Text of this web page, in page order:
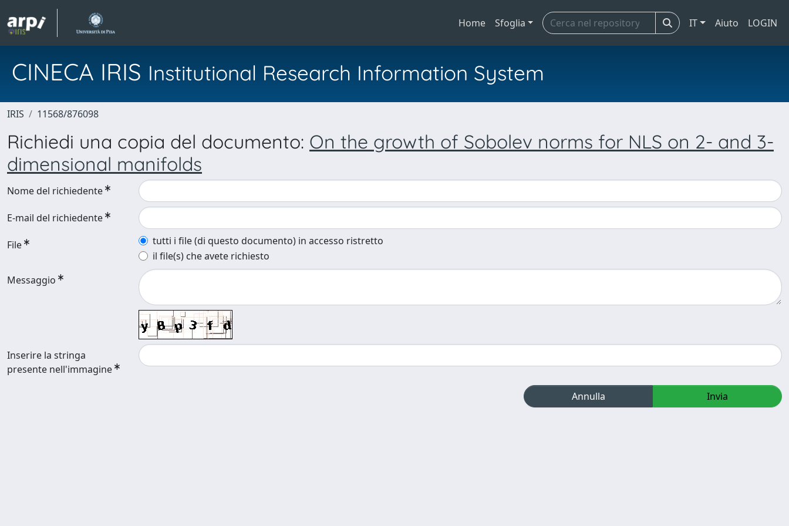
Home Sfoglia IT Aiuto LOGIN
CINECA IRIS Institutional Research Information System
IRIS 11568/876098
Richiedi una copia del documento: On the growth of Sobolev norms for NLS on 2- and 3-
dimensional manifolds
Nome del richiedente
E-mail del richiedente
File
tutti i file (di questo documento) in accesso ristretto
il file(s) che avete richiesto
Messaggio
Inserire la stringa
presente nell'immagine
Annulla Invia